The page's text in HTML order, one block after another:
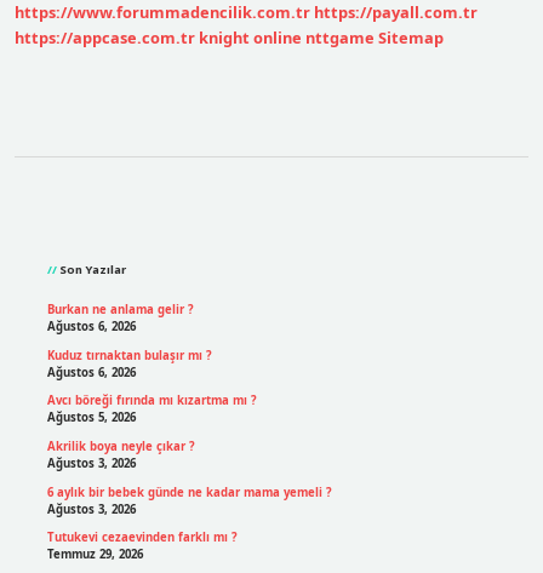
https://www.forummadencilik.com.tr https://payall.com.tr
https://appcase.com.tr knight online nttgame Sitemap
Son Yazılar
Burkan ne anlama gelir ?
Ağustos 6, 2026
Kuduz tırnaktan bulaşır mı ?
Ağustos 6, 2026
Avcı böreği fırında mı kızartma mı ?
Ağustos 5, 2026
Akrilik boya neyle çıkar ?
Ağustos 3, 2026
6 aylık bir bebek günde ne kadar mama yemeli ?
Ağustos 3, 2026
Tutukevi cezaevinden farklı mı ?
Temmuz 29, 2026